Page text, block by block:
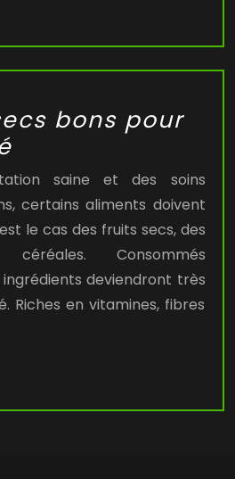
bons pour
saine et des soins
certains aliments doivent
le cas des fruits secs, des
Consommés
deviendront très
Riches en vitamines, fibres